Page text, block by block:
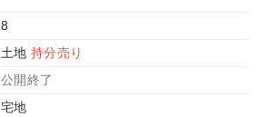
8
土地持分売り
公開終了
宅地